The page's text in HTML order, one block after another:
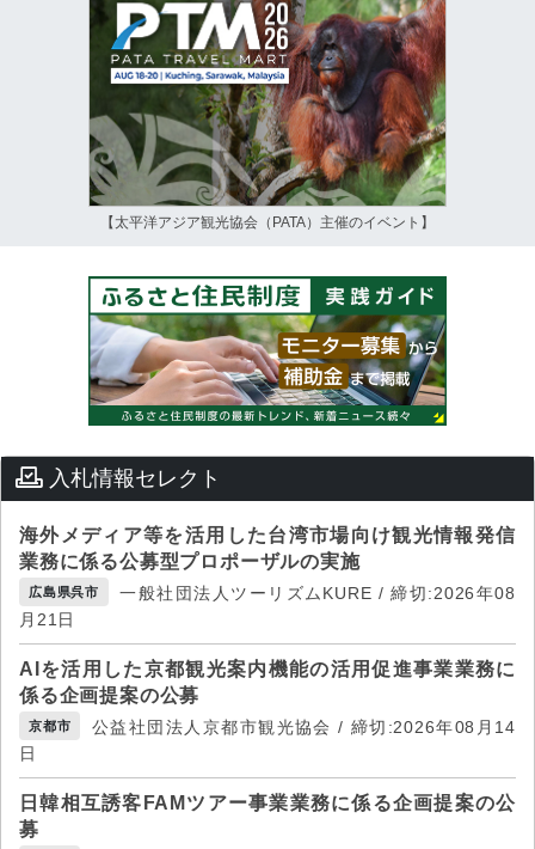
【太平洋アジア観光協会（PATA）主催のイベント】
入札情報セレクト
海外メディア等を活用した台湾市場向け観光情報発信
業務に係る公募型プロポーザルの実施
広島県呉市
一般社団法人ツーリズムKURE / 締切:2026年08
月21日
AIを活用した京都観光案内機能の活用促進事業業務に
係る企画提案の公募
京都市
公益社団法人京都市観光協会 / 締切:2026年08月14
日
日韓相互誘客FAMツアー事業業務に係る企画提案の公
募